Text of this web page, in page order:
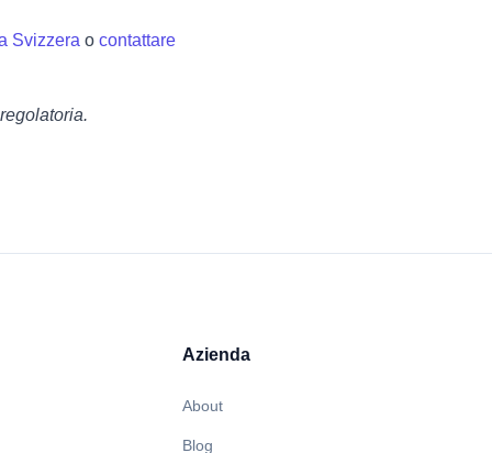
Svizzera o contattare
Azienda
About
Blog